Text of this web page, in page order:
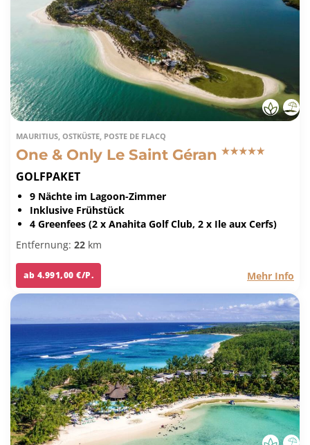
MAURITIUS, OSTKÜSTE, POSTE DE FLACQ
One & Only Le Saint Géran
GOLFPAKET
9 Nächte im Lagoon-Zimmer
Inklusive Frühstück
4 Greenfees (2 x Anahita Golf Club, 2 x Ile aux Cerfs)
Entfernung: 22 km
ab 4.991,00 €/P. Mehr Info